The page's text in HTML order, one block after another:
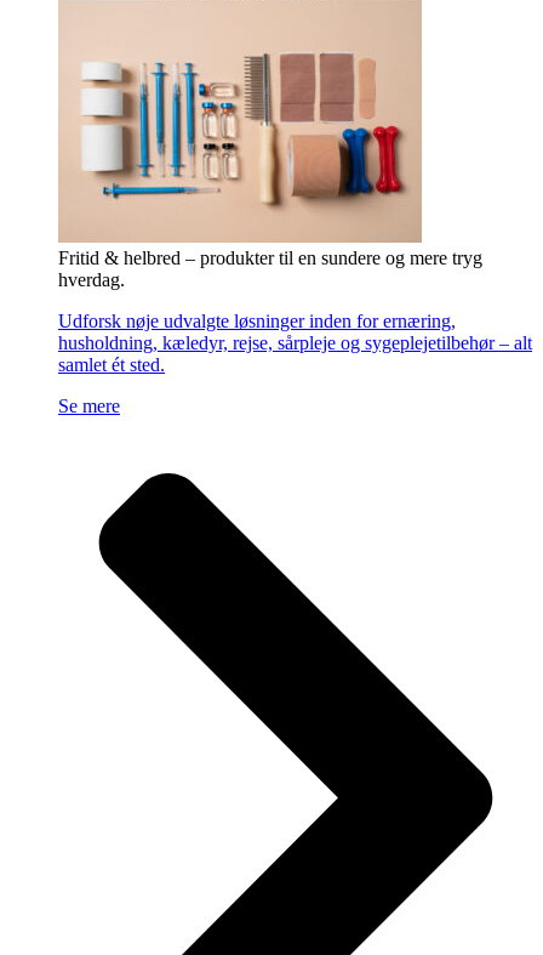
Fritid & helbred – produkter til en sundere og mere tryg
hverdag.
Udforsk nøje udvalgte løsninger inden for ernæring,
husholdning, kæledyr, rejse, sårpleje og sygeplejetilbehør – alt
samlet ét sted.
Se mere